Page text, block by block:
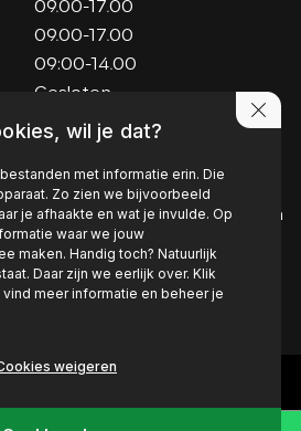
09.00-17.00
09.00-17.00
09:00-14.00
Gesloten
Kaardebol 15
6721 RX Bennekom
wil je dat?
met informatie erin. Die
Zo zien we bijvoorbeeld
je afhaakte en wat je invulde. Op
waar we jouw
maken. Handig toch? Natuurlijk
Daar zijn we eerlijk over. Klik
vind meer informatie en beheer je
weigeren